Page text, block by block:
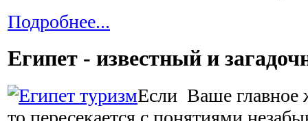
Подробнее...
Египет - известный и
Если Ваше главное